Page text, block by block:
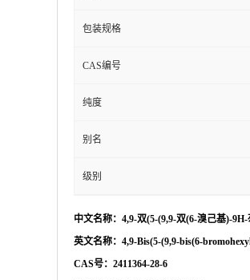
包装规格
CAS编号
纯度
别名
级别
中文名称： 4,9-双(5-(9,9-双(6-溴己基)-
英文名称： 4,9-Bis(5-(9,9-bis(6-
CAS号：2411364-28-6